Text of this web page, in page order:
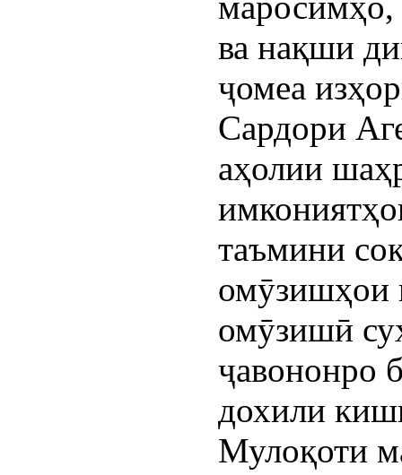
ва нақши
ҷомеа
Сардори
аҳолии
таъмини
омӯзишҳои
омӯзишӣ
ҷавононро
дохили
Мулоқоти